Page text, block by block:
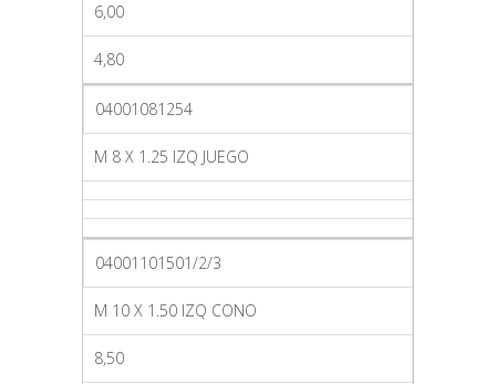
6,00
4,80
04001081254
M 8 X 1.25 IZQ JUEGO
04001101501/2/3
M 10 X 1.50 IZQ CONO
8,50